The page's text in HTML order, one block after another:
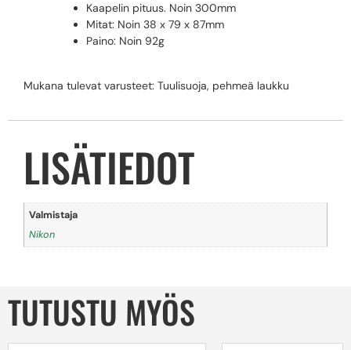
Kaapelin pituus. Noin 300mm
Mitat: Noin 38 x 79 x 87mm
Paino: Noin 92g
Mukana tulevat varusteet: Tuulisuoja, pehmeä laukku
LISÄTIEDOT
Valmistaja
Nikon
TUTUSTU MYÖS